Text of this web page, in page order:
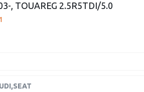
, TOUAREG 2.5R5TDI/5.0